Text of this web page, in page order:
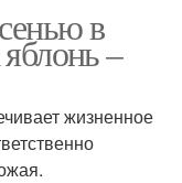
в
–
жизненное